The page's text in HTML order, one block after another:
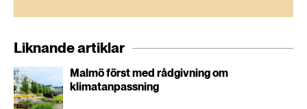
Liknande artiklar
Malmö först med rådgivning om
klimatanpassning